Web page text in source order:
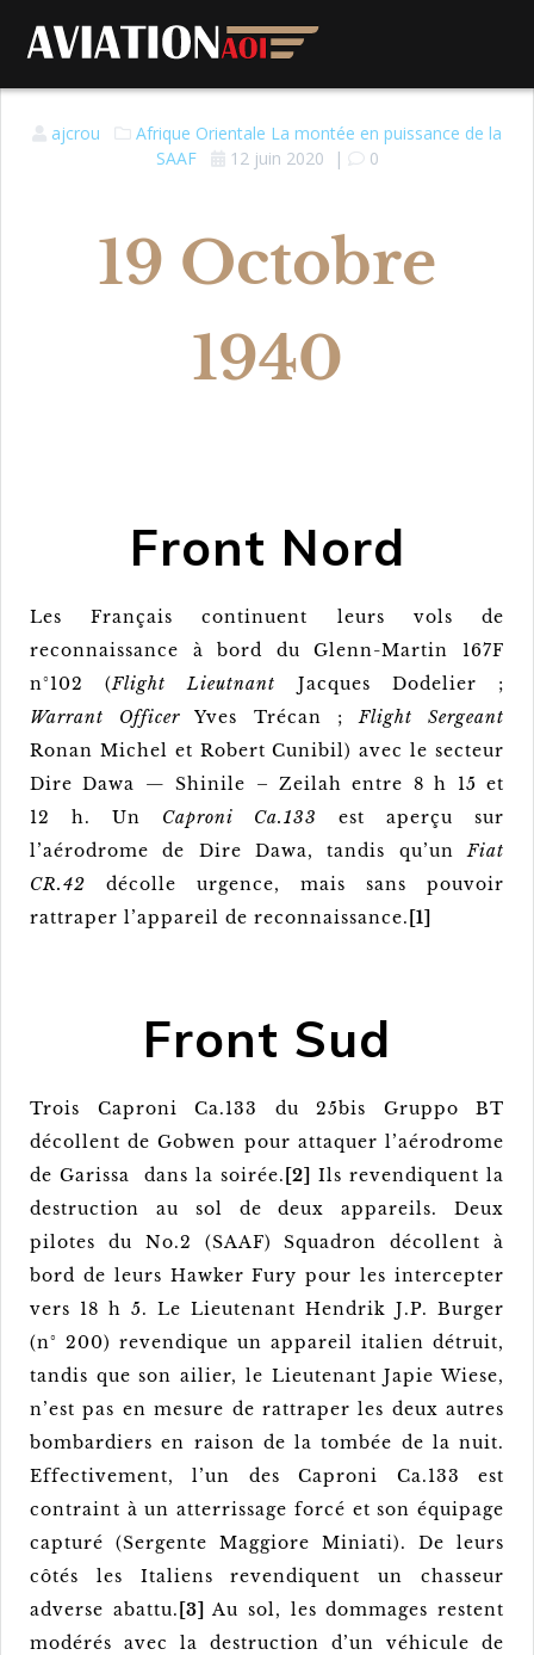
ajcrou Afrique Orientale La montée en puissance de la
SAAF
12 juin 2020 | 0
19 Octobre
1940
Front Nord
Les Français continuent leurs vols de
reconnaissance à bord du Glenn-Martin 167F
n°102 (Flight Lieutnant Jacques Dodelier ;
Warrant Officer Yves Trécan ;Flight Sergeant
Ronan Michel et Robert Cunibil) avec le secteur
Dire Dawa — Shinile – Zeilah entre 8 h 15 et
12 h. Un Caproni Ca.133est aperçu sur
l’aérodrome de Dire Dawa, tandis qu’unFiat
CR.42 décolle urgence, mais sans pouvoir
rattraper l’appareil de reconnaissance. [1]
Front Sud
Trois Caproni Ca.133 du 25bis Gruppo BT
décollent de Gobwen pour attaquer l’aérodrome
de Garissa dans la soirée. [2] Ils revendiquent la
destruction au sol de deux appareils. Deux
pilotes du No.2 (SAAF) Squadron décollent à
bord de leurs Hawker Fury pour les intercepter
vers 18 h 5. Le Lieutenant Hendrik J.P. Burger
(n° 200) revendique un appareil italien détruit,
tandis que son ailier, le Lieutenant Japie Wiese,
n’est pas en mesure de rattraper les deux autres
bombardiers en raison de la tombée de la nuit.
Effectivement, l’un des Caproni Ca.133 est
contraint à un atterrissage forcé et son équipage
capturé (Sergente Maggiore Miniati). De leurs
côtés les Italiens revendiquent un chasseur
adverse abattu. [3] Au sol, les dommages restent
modérés avec la destruction d’un véhicule de